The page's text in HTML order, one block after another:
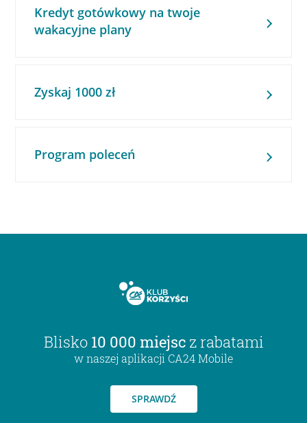
Kredyt gotówkowy na twoje
wakacyjne plany
Zyskaj 1000 zł
Program poleceń
Blisko 10 000 miejsc z rabatami
w naszej aplikacji CA24 Mobile
SPRAWDŹ